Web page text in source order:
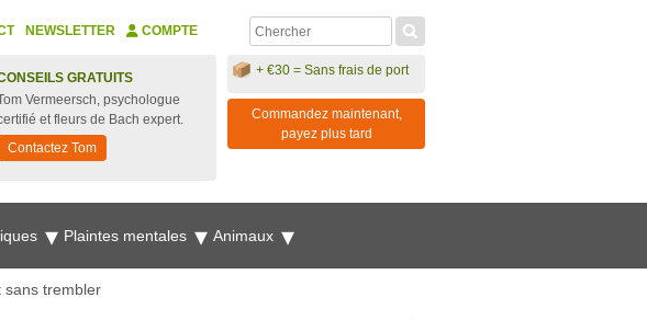
NEWSLETTER COMPTE
GRATUITS
Vermeersch, psychologue
et fleurs de Bach expert.
Contactez Tom
+ €30 = Sans frais de port
Commandez maintenant,
payez plus tard
Plaintes mentales Animaux
sans trembler